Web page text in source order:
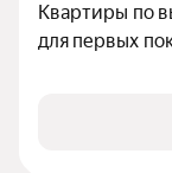
Квартиры по
для первых